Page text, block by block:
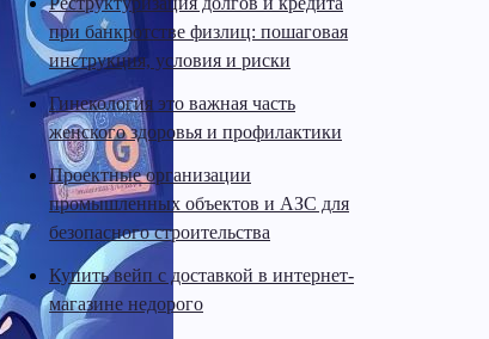
при банкротстве физлиц: пошаговая
инструкция, условия и риски
Гинекология это важная часть
женского здоровья и профилактики
Проектные организации
промышленных объектов и АЗС для
безопасного строительства
Купить вейп с доставкой в интернет-
магазине недорого